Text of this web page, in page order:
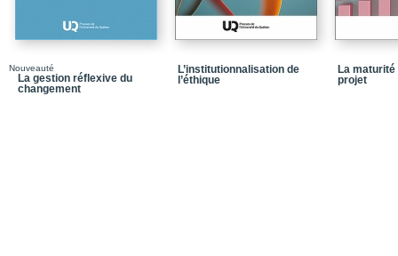
Nouveauté
La gestion réflexive du
changement
L’institutionnalisation de
l’éthique
La
projet